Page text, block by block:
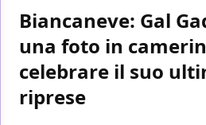
Biancaneve: Gal
una foto in
celebrare il suo
riprese